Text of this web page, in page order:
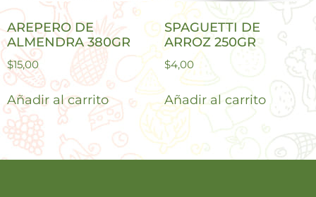
AREPERO DE
ALMENDRA 380GR
$15,00
Añadir al carrito
SPAGUETTI DE
ARROZ 250GR
$4,00
Añadir al carrito